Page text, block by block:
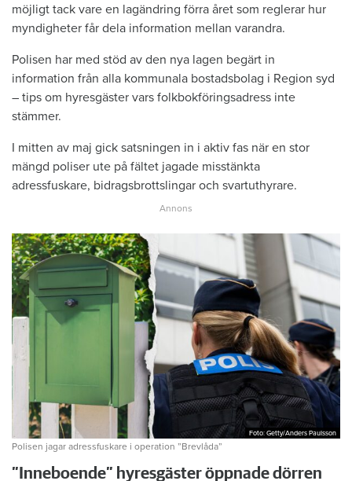
möjligt tack vare en lagändring förra året som reglerar hur
myndigheter får dela information mellan varandra.
Polisen har med stöd av den nya lagen begärt in
information från alla kommunala bostadsbolag i Region syd
– tips om hyresgäster vars folkbokföringsadress inte
stämmer.
I mitten av maj gick satsningen in i aktiv fas när en stor
mängd poliser ute på fältet jagade misstänkta
adressfuskare, bidragsbrottslingar och svartuthyrare.
Foto: Getty/Anders Paulsson
Foto: Getty/Anders Paulsson
Polisen jagar adressfuskare i operation ”Brevlåda”
”Inneboende” hyresgäster öppnade dörren